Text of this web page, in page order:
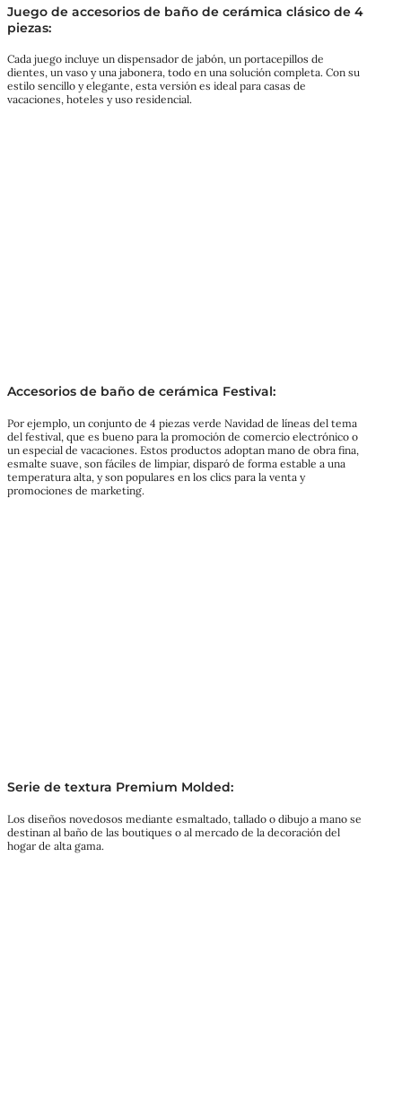
Juego de accesorios de baño de cerámica clásico de 4
piezas:
Cada juego incluye un dispensador de jabón, un portacepillos de
dientes, un vaso y una jabonera, todo en una solución completa. Con su
estilo sencillo y elegante, esta versión es ideal para casas de
vacaciones, hoteles y uso residencial.
Accesorios de baño de cerámica Festival:
Por ejemplo, un conjunto de 4 piezas verde Navidad de líneas del tema
del festival, que es bueno para la promoción de comercio electrónico o
un especial de vacaciones. Estos productos adoptan mano de obra fina,
esmalte suave, son fáciles de limpiar, disparó de forma estable a una
temperatura alta, y son populares en los clics para la venta y
promociones de marketing.
Serie de textura Premium Molded:
Los diseños novedosos mediante esmaltado, tallado o dibujo a mano se
destinan al baño de las boutiques o al mercado de la decoración del
hogar de alta gama.